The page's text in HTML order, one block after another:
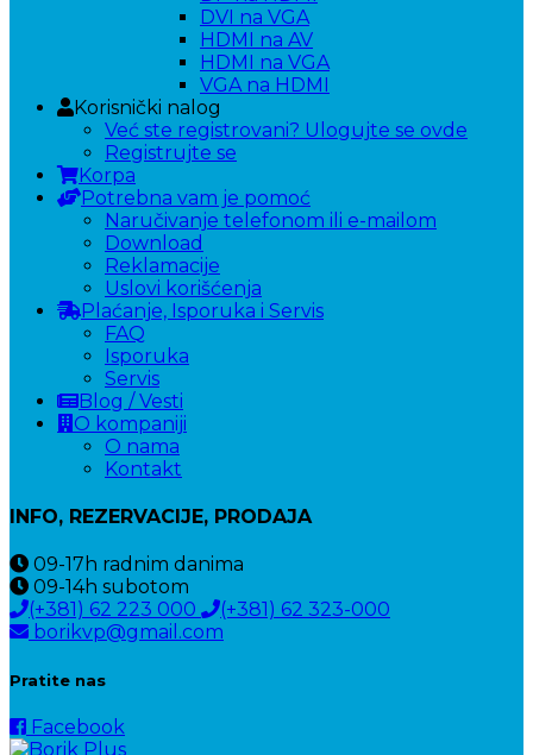
DVI na VGA
HDMI na AV
HDMI na VGA
VGA na HDMI
Korisnički nalog
Već ste registrovani? Ulogujte se ovde
Registrujte se
Korpa
Potrebna vam je pomoć
Naručivanje telefonom ili e-mailom
Download
Reklamacije
Uslovi korišćenja
Plaćanje, Isporuka i Servis
FAQ
Isporuka
Servis
Blog / Vesti
O kompaniji
O nama
Kontakt
INFO, REZERVACIJE, PRODAJA
09-17h radnim danima
09-14h subotom
(+381) 62 223 000
(+381) 62 323-000
borikvp@gmail.com
Pratite nas
Facebook